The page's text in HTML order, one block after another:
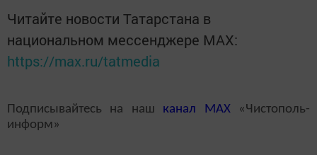
Читайте новости Татарстана в
национальном мессенджере MАХ:
https://max.ru/tatmedia
Подписывайтесь на наш канал MAX«Чистополь-
информ»